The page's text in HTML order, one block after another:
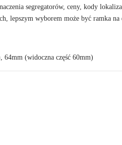
segregatorów, ceny, kody
lepszym wyborem może byćramka na
64mm (widoczna część 60mm)